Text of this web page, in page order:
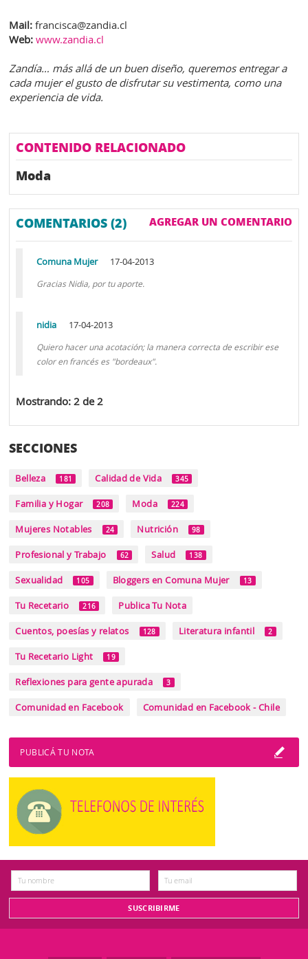
Mail: francisca@zandia.cl
Web:www.zandia.cl
Zandía… más allá de un buen diseño, queremos entregar a
cada mujer el gusto de disfrutar su vestimenta, como una
experiencia de vida.
CONTENIDO RELACIONADO
Moda
COMENTARIOS (2) AGREGAR UN COMENTARIO
Comuna Mujer 17-04-2013
Gracias Nidia, por tu aporte.
nidia 17-04-2013
Quiero hacer una acotación; la manera correcta de escribir ese
color en francés es "bordeaux".
Mostrando: 2 de 2
SECCIONES
Belleza 181 Calidad de Vida 345
Familia y Hogar 208 Moda 224
Mujeres Notables 24 Nutrición 98
Profesional y Trabajo 62 Salud 138
Sexualidad 105 Bloggers en Comuna Mujer 13
Tu Recetario 216 Publica Tu Nota
Cuentos, poesías y relatos 128 Literatura infantil 2
Tu Recetario Light 19
Reflexiones para gente apurada 3
Comunidad en Facebook Comunidad en Facebook - Chile
PUBLICÁ TU NOTA